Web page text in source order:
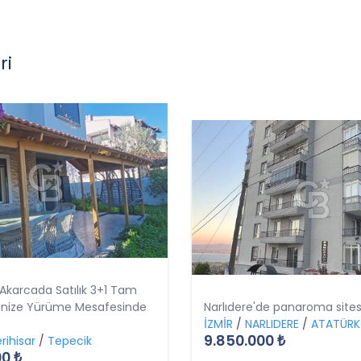
ve tek yetki ile çalışılır.
Satılık 3+1 Tam
Yürüme Mesafesinde
/ Tepecik
Narlıdere'de panaroma
İZMİR /NARLIDERE /ATATÜRK
9.850.000 ₺